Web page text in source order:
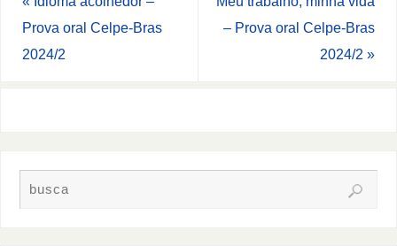
Prova oral Celpe-Bras
2024/2
– Prova oral Celpe-Bras
2024/2 »